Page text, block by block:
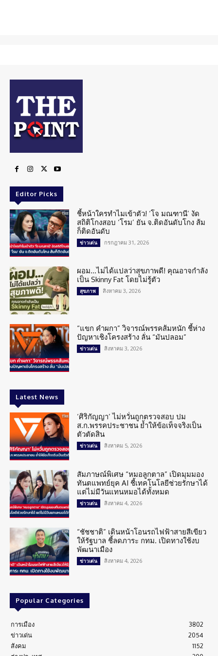
Editor Picks
ชี้หน้าใครทำไมเข้าตัว! ‘โจ มณฑานี’ งัด
สถิติโกงสอบ ‘โรม’ ยัน จ.ติดอันดับโกง ส้ม
ก็ติดอันดับ
ข่าวเด่น กรกฎาคม 31, 2026
ผอม…ไม่ได้แปลว่าสุขภาพดี! คุณอาจกำลัง
เป็น Skinny Fat โดยไม่รู้ตัว
สุขภาพ สิงหาคม 3, 2026
“แขก คำผกา” วิจารณ์พรรคส้มหนัก ชี้ห่าง
ปัญหาเชิงโครงสร้าง ลั่น “มันปลอม”
ข่าวเด่น สิงหาคม 3, 2026
Latest News
‘ศิริกัญญา’ ไม่หวั่นถูกตรวจสอบ ปม
ส.ก.พรรคประชาชน ย้ำให้ข้อเท็จจริงเป็น
ตัวตัดสิน
ข่าวเด่น สิงหาคม 5, 2026
สัมภาษณ์พิเศษ “หมอลูกตาล” เปิดมุมมอง
ทันตแพทย์ยุค AI ชี้เทคโนโลยีช่วยรักษาได้
แต่ไม่มีวันแทนหมอได้ทั้งหมด
ข่าวเด่น สิงหาคม 4, 2026
“ชัชชาติ” เดินหน้าโอนรถไฟฟ้าสายสีเขียว
ให้รัฐบาล ชี้ลดภาระ กทม. เปิดทางใช้งบ
พัฒนาเมือง
ข่าวเด่น สิงหาคม 4, 2026
Popular Categories
การเมือง
3802
ข่าวเด่น
2054
สังคม
1152